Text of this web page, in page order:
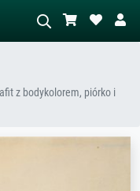
Wyszukiwanie obrazów AI
stojący akt obok drzewa.
z bodykolorem, piórko i